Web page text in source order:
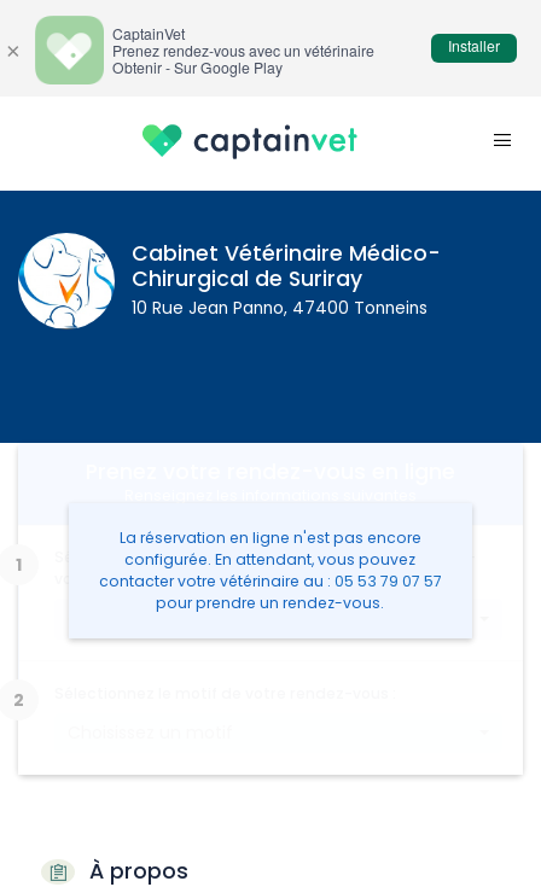
Cabinet Vétérinaire Médico-
Chirurgical de Suriray
10 Rue Jean Panno, 47400 Tonneins
À propos
La réservation en ligne n'est pas encore
configurée. En attendant, vous pouvez
contacter votre vétérinaire au : 05 53 79 07 57
pour prendre un rendez-vous.
Sélectionnez le type d'animal concerné par le rendez-
Choisissez un type d'animal
×
CaptainVet
Prenez rendez-vous avec un vétérinaire
Obtenir - Sur Google Play
Installer